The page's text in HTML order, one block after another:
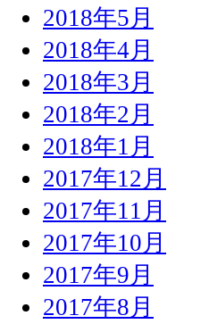
2018年5月
2018年4月
2018年3月
2018年2月
2018年1月
2017年12月
2017年11月
2017年10月
2017年9月
2017年8月